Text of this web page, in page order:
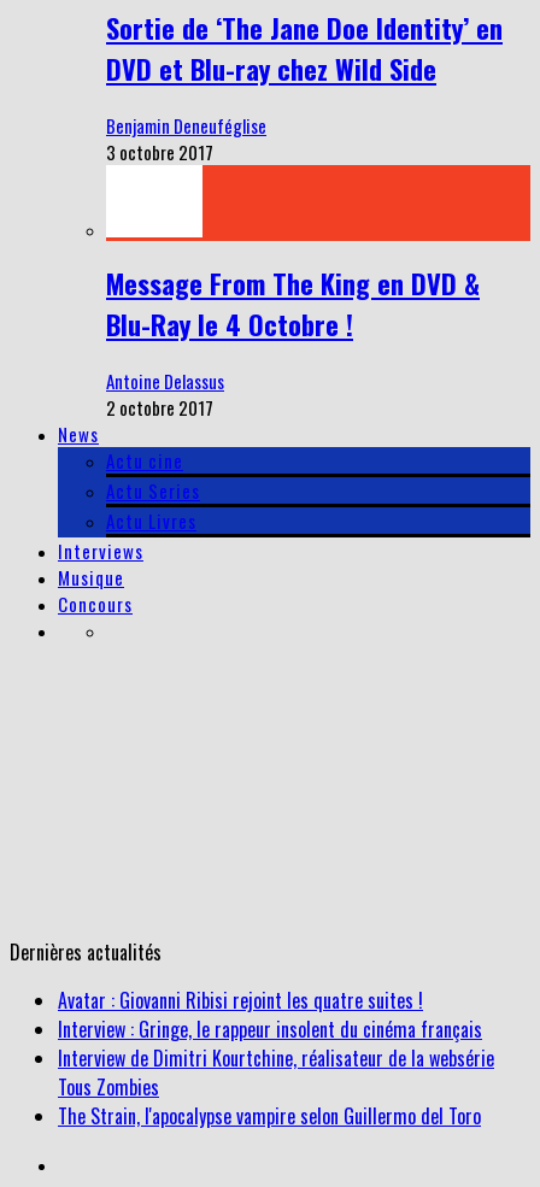
Sortie de ‘The Jane Doe Identity’ en
DVD et Blu-ray chez Wild Side
Benjamin Deneuféglise
3 octobre 2017
Message From The King en DVD &
Blu-Ray le 4 Octobre !
Antoine Delassus
2 octobre 2017
News
Actu cine
Actu Series
Actu Livres
Interviews
Musique
Concours
Dernières actualités
Interview : Gringe, le rappeur insolent du cinéma français
Interview de Dimitri Kourtchine, réalisateur de la websérie
Tous Zombies
The Strain, l'apocalypse vampire selon Guillermo del Toro